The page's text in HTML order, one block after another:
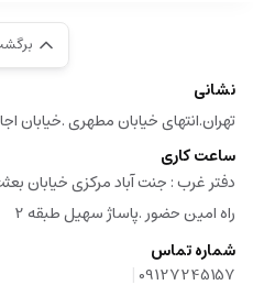
نشانی
تهران.انتهای خیابان مطهری .خیابان اجاره
ساعت کاری
دفتر غرب : جنت آباد مرکزی خیابان
راه امین حضور .پاساژ سهیل طبقه 2
شماره تماس
09127245157
|